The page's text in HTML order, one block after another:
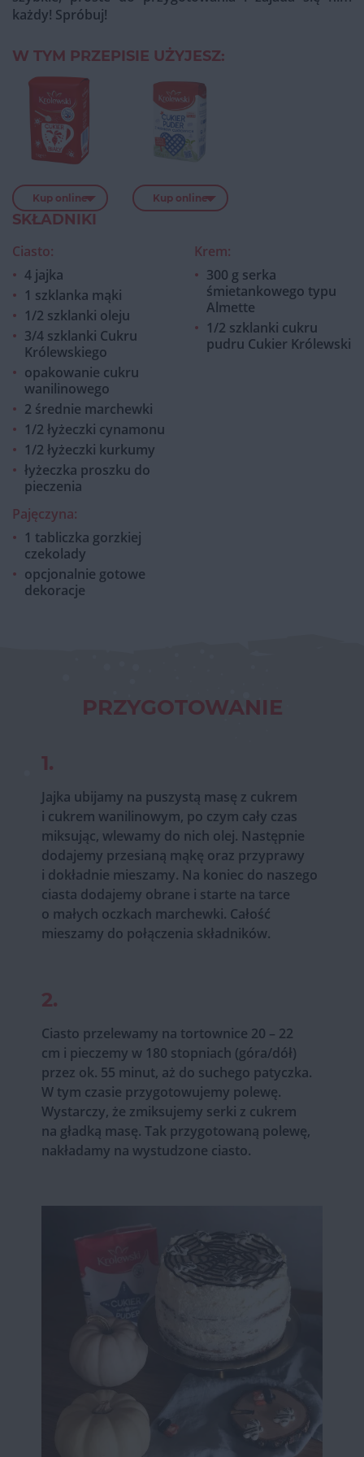
każdy! Spróbuj!
W TYM PRZEPISIE UŻYJESZ:
Kup online Kup online
SKŁADNIKI
Ciasto:
4 jajka
1 szklanka mąki
1/2 szklanki oleju
3/4 szklanki Cukru
Królewskiego
opakowanie cukru
wanilinowego
2 średnie marchewki
1/2 łyżeczki cynamonu
1/2 łyżeczki kurkumy
łyżeczka proszku do
pieczenia
Krem:
300 g serka
śmietankowego typu
Almette
1/2 szklanki cukru
pudru Cukier Królewski
Pajęczyna:
1 tabliczka gorzkiej
czekolady
opcjonalnie gotowe
dekoracje
PRZYGOTOWANIE
1.
Jajka ubijamy na puszystą masę z cukrem
i cukrem wanilinowym, po czym cały czas
miksując, wlewamy do nich olej. Następnie
dodajemy przesianą mąkę oraz przyprawy
i dokładnie mieszamy. Na koniec do naszego
ciasta dodajemy obrane i starte na tarce
o małych oczkach marchewki. Całość
mieszamy do połączenia składników.
2.
Ciasto przelewamy na tortownice 20 – 22
cm i pieczemy w 180 stopniach (góra/dół)
przez ok. 55 minut, aż do suchego patyczka.
W tym czasie przygotowujemy polewę.
Wystarczy, że zmiksujemy serki z cukrem
na gładką masę. Tak przygotowaną polewę,
nakładamy na wystudzone ciasto.